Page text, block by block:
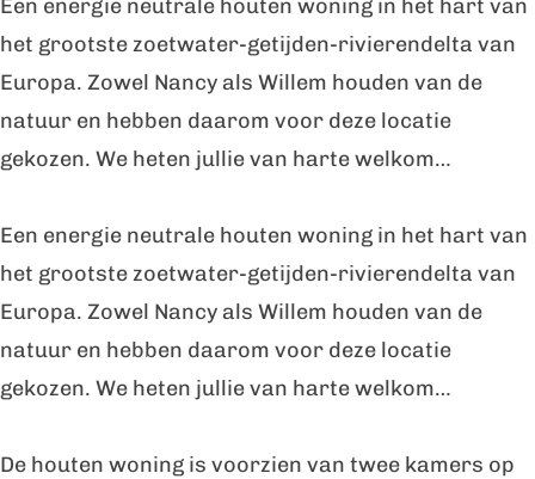
o
s
c
h
s
b
o
s
h
e
s
b
o
c
h
o
s
c
h
i
e
s
b
s
c
h
Een energie neutrale houten woning in het hart van
het grootste zoetwater-getijden-rivierendelta van
Europa. Zowel Nancy als Willem houden van de
natuur en hebben daarom voor deze locatie
gekozen. We heten jullie van harte welkom…
Een energie neutrale houten woning in het hart van
het grootste zoetwater-getijden-rivierendelta van
Europa. Zowel Nancy als Willem houden van de
natuur en hebben daarom voor deze locatie
gekozen. We heten jullie van harte welkom…
De houten woning is voorzien van twee kamers op